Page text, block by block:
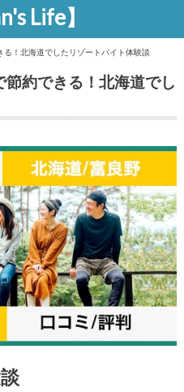
Life】
！北海道でしたリゾートバイト体験談
約できる！北海道でし